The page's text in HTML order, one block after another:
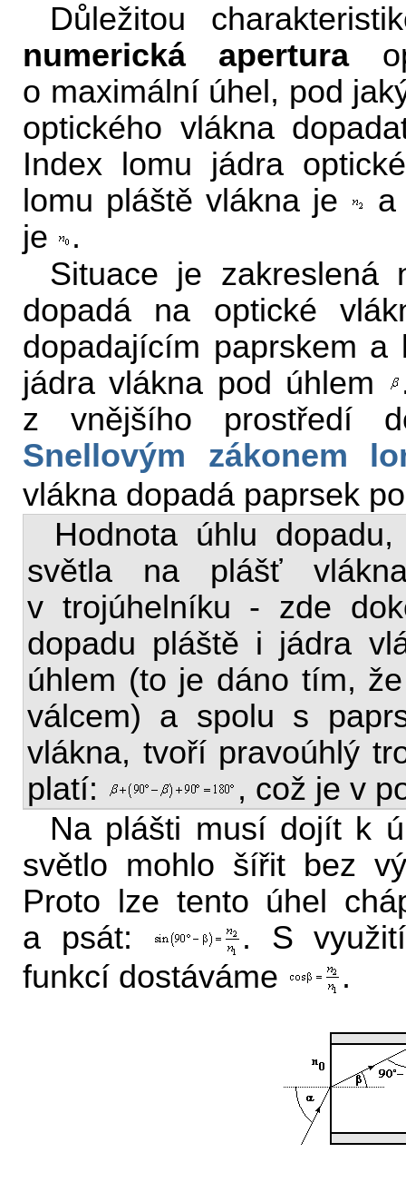
Důležitou
numerická apertura
o maximální úhel, pod
optického vlákna
Index lomu jádra
lomu pláště vlákna je
a
je
.
Situace je zakreslená
dopadá na optické
dopadajícím paprskem
jádra vlákna pod úhlem
z vnějšího prostředí
Snellovým zákonem
vlákna dopadá paprsek
Hodnota úhlu
světla na plášť
v trojúhelníku - zde
dopadu pláště i jádra
úhlem (to je dáno tím,
válcem) a spolu s
vlákna, tvoří pravoúhlý
platí:
, což je v
Na plášti musí dojít k
světlo mohlo šířit bez
Proto lze tento úhel
a psát:
. S
funkcí dostáváme
.